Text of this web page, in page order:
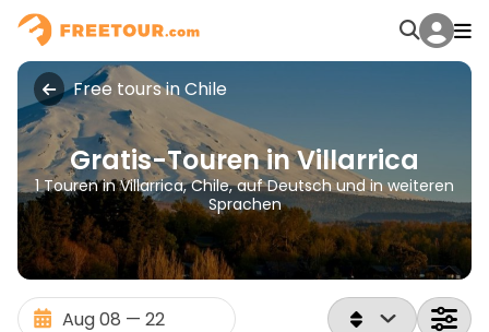
Free tours in Chile
Gratis-Touren in Villarrica
1 Touren in Villarrica, Chile, auf Deutsch und in weiteren
Sprachen